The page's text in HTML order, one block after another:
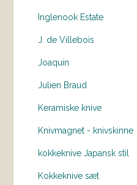
Inglenook Estate
J. de Villebois
Joaquin
Julien Braud
Keramiske knive
Knivmagnet - knivskinne
kokkeknive Japansk stil
Kokkeknive sæt